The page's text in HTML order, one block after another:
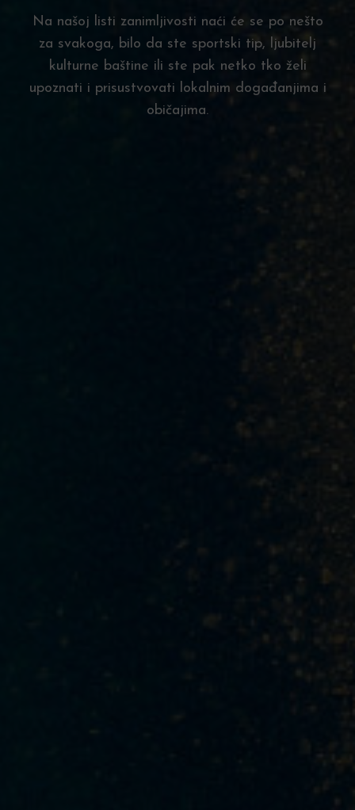
Na našoj listi zanimljivosti naći će se po nešto
za svakoga, bilo da ste sportski tip, ljubitelj
kulturne baštine ili ste pak netko tko želi
upoznati i prisustvovati lokalnim događanjima i
običajima.